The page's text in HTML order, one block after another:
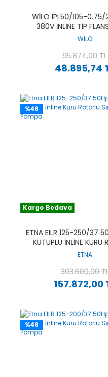
WILO IPL50/105-0.75/
380V İNLINE TIP
ROTORLU
WİLO
48.895,74
95.874,00 TL
%48
Kargo Bedava
ETNA EILR 125-250/37
KUTUPLU İNLINE KURU
SIRKÜLASYON
ETNA
157.872,00
303.600,00
%48